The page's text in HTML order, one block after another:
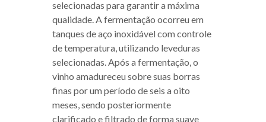
selecionadas para garantir a máxima
qualidade. A fermentação ocorreu em
tanques de aço inoxidável com controle
de temperatura, utilizando leveduras
selecionadas. Após a fermentação, o
vinho amadureceu sobre suas borras
finas por um período de seis a oito
meses, sendo posteriormente
clarificado e filtrado de forma suave